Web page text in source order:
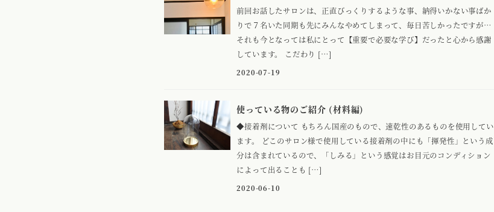
前回お話したサロンは、正直びっくりするような事、納得いかない事ばか
りで７名いた同期も先にみんなやめてしまって、毎日苦しかったですが…
それも今となっては私にとって【重要で必要な学び】だったと心から感謝
しています。 こだわり […]
2020-07-19
使っている物のご紹介 (材料編)
◆接着剤について もちろん国産のもので、速乾性のあるものを使用してい
ます。 どこのサロン様で使用している接着剤の中にも「揮発性」という成
分は含まれているので、「しみる」という感覚はお目元のコンディション
によって出ることも […]
2020-06-10